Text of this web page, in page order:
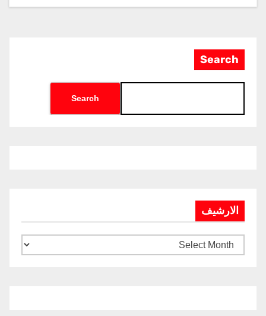
Search
Search
الارشيف